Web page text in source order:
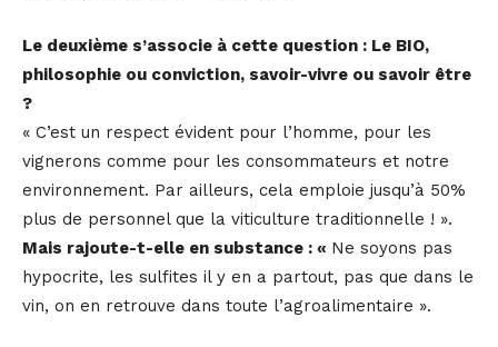
Le deuxième s’associe à cette question : Le BIO,
philosophie ou conviction, savoir-vivre ou savoir être
?
« C’est un respect évident pour l’homme, pour les
vignerons comme pour les consommateurs et notre
environnement. Par ailleurs, cela emploie jusqu’à 50%
plus de personnel que la viticulture traditionnelle ! ».
Mais rajoute-t-elle en substance : « Ne soyons pas
hypocrite, les sulfites il y en a partout, pas que dans le
vin, on en retrouve dans toute l’agroalimentaire ».